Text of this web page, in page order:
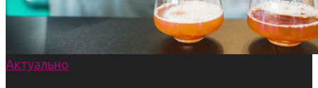
Актуально